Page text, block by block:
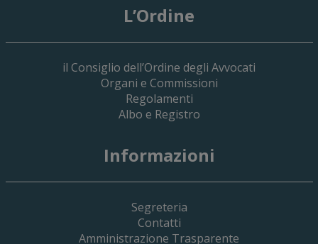
L’Ordine
il Consiglio dell’Ordine degli Avvocati
Organi e Commissioni
Regolamenti
Albo e Registro
Informazioni
Segreteria
Contatti
Amministrazione Trasparente